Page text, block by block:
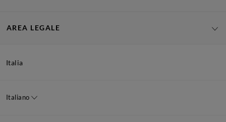
AREA LEGALE
Italia
Italiano